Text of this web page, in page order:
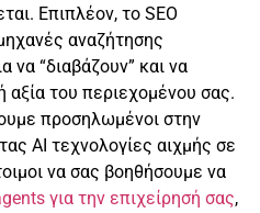
Επιπλέον, το SEO
αναζήτησης
να “διαβάζουν” και να
αξία του περιεχομένου σας.
προσηλωμένοι στην
AI τεχνολογίες αιχμής σε
να σας βοηθήσουμε να
για την επιχείρησή σας,